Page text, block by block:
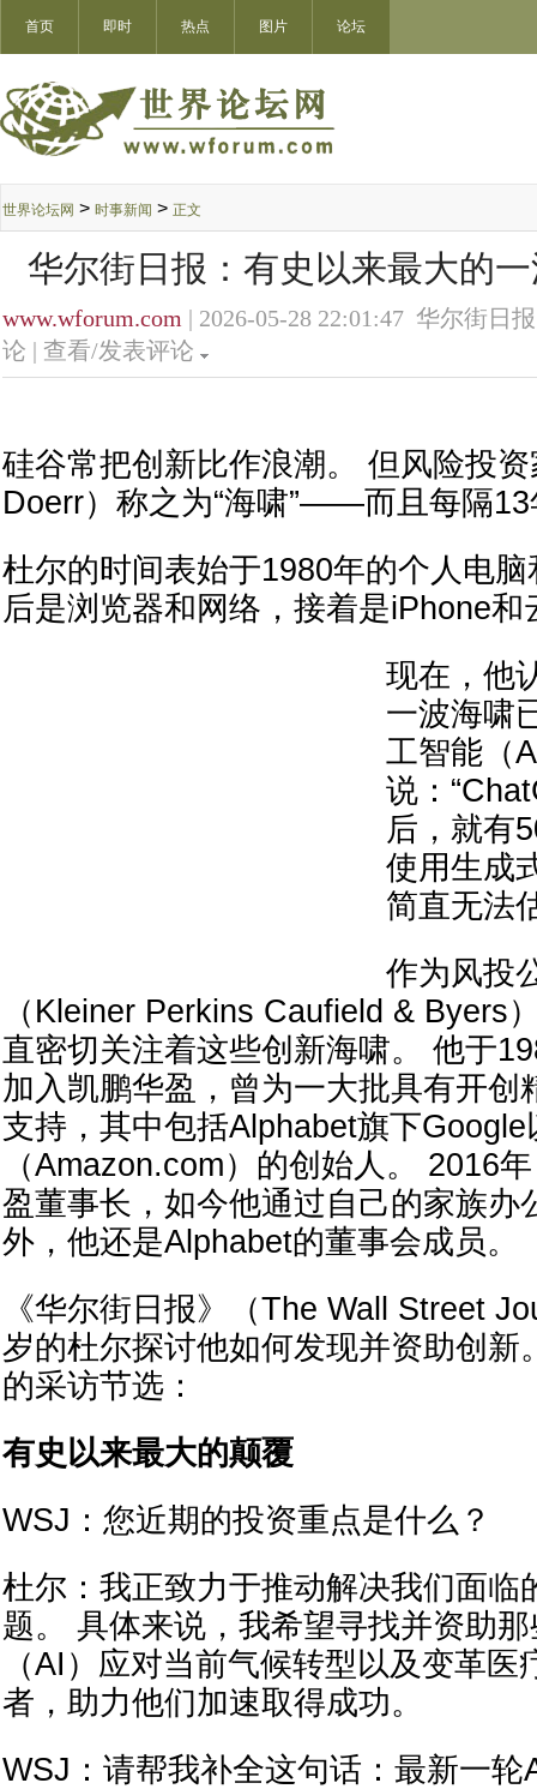
首页 即时 热点 图片 论坛
世界论坛网 > 时事新闻 > 正文
华尔街日报：有史以来最大的
www.wforum.com | 2026-05-28 22:01:47 华尔街日
论 | 查看/发表评论
硅谷常把创新比作浪潮。 但风险投
Doerr）称之为“海啸”——而且每隔
杜尔的时间表始于1980年的个人电
后是浏览器和网络，接着是iPhone和
现在，他
一波海啸
工智能（
说：
后，就有
使用生成
简直无法
作为风投
（Kleiner Perkins Caufield & Byers
直密切关注着这些创新海啸。 他于
加入凯鹏华盈，曾为一大批具有开创
支持，其中包括Alphabet旗下Google
（Amazon.com）的创始人。 2016
盈董事长，如今他通过自己的家族办
外，他还是Alphabet的董事会成员。
《华尔街日报》（The Wall Street
岁的杜尔探讨他如何发现并资助创新
的采访节选：
有史以来最大的颠覆
WSJ：您近期的投资重点是什么？
杜尔：我正致力于推动解决我们面临
题。 具体来说，我希望寻找并资助
（AI）应对当前气候转型以及变革
者，助力他们加速取得成功。
WSJ：请帮我补全这句话：最新一